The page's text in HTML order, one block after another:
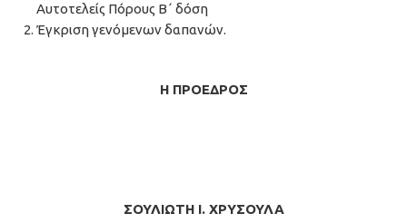
Αυτοτελείς Πόρους Β΄ δόση
Έγκριση γενόμενων δαπανών.
Η ΠΡΟΕΔΡΟΣ
ΣΟΥΛΙΩΤΗ Ι. ΧΡΥΣΟΥΛΑ